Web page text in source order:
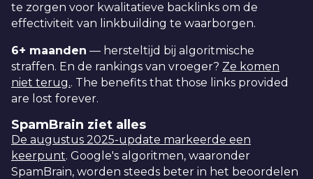
te zorgen voor kwalitatieve backlinks om de
effectiviteit van linkbuilding te waarborgen.
6+ maanden — hersteltijd bij algoritmische
straffen. En de rankings van vroeger? Ze komen
niet terug.. The benefits that those links provided
are lost forever.
SpamBrain ziet alles
De augustus 2025-update markeerde een
keerpunt. Google's algoritmen, waaronder
SpamBrain, worden steeds beter in het beoordelen